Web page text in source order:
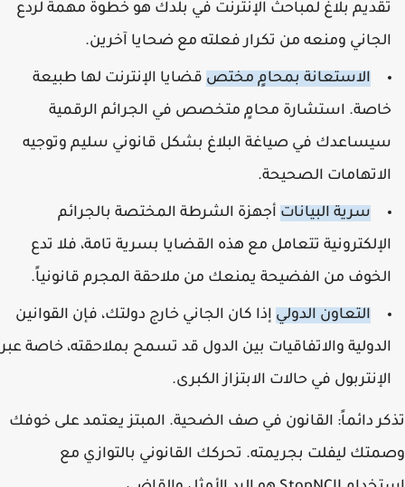
بلاغ لمباحث الإنترنت في بلدك هو خطوة مهمة لردع
ومنعه من تكرار فعلته مع ضحايا آخرين.
الاستعانة بمحامٍ مختصقضايا الإنترنت لها طبيعة
استشارة محامٍ متخصص في الجرائم الرقمية
في صياغة البلاغ بشكل قانوني سليم وتوجيه
الصحيحة.
سرية البياناتأجهزة الشرطة المختصة بالجرائم
تتعامل مع هذه القضايا بسرية تامة، فلا تدع
من الفضيحة يمنعك من ملاحقة المجرم قانونياً.
التعاون الدوليإذا كان الجاني خارج دولتك، فإن القوانين
والاتفاقيات بين الدول قد تسمح بملاحقته، خاصة عبر
في حالات الابتزاز الكبرى.
دائماً: القانون في صف الضحية. المبتز يعتمد على خوفك
ليفلت بجريمته. تحركك القانوني بالتوازي مع